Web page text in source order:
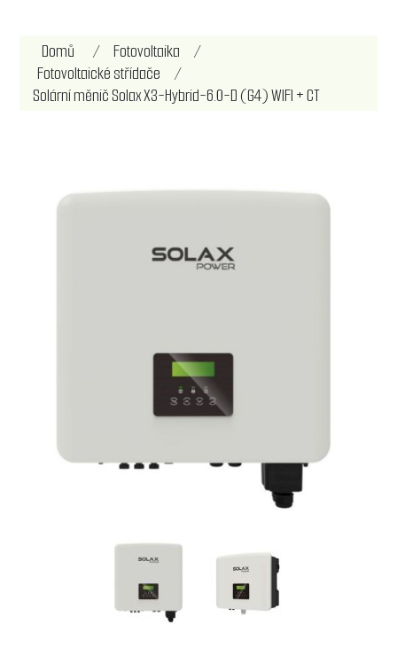
Domů / Fotovoltaika
/
Fotovoltaické střídače
/
Solární měnič Solax X3-Hybrid-6.0-D (G4) WIFI + CT
Název atributu